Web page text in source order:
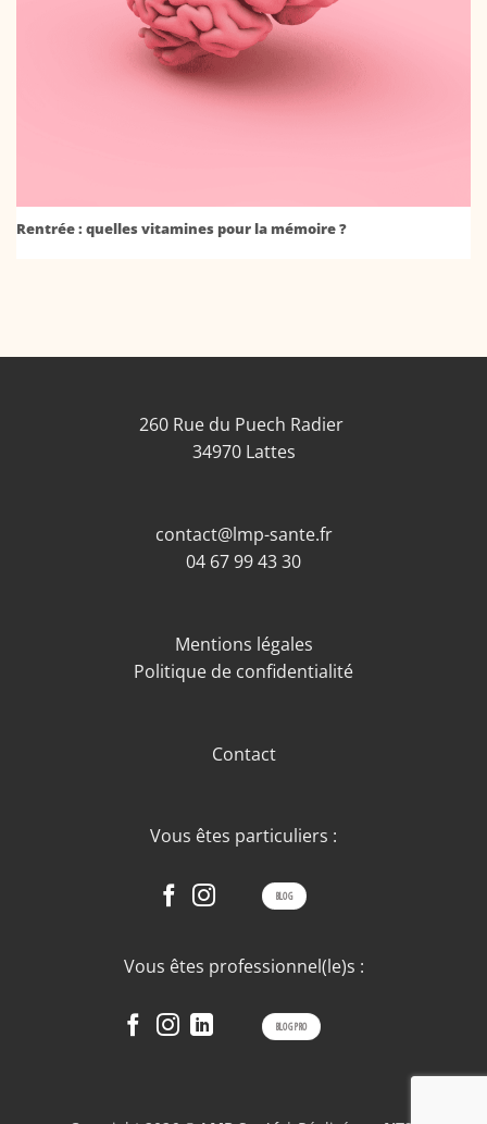
Rentrée : quelles vitamines pour la mémoire ?
260 Rue du Puech Radier
34970 Lattes
contact@lmp-sante.fr
04 67 99 43 30
Mentions légales
Politique de confidentialité
Contact
Vous êtes particuliers :
BLOG
Vous êtes professionnel(le)s :
BLOG PRO